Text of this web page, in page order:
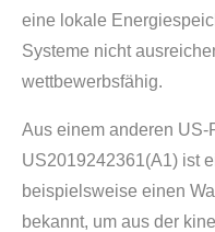
eine lokale
Systeme nicht
wettbewerbsfähig.
Aus einem anderen US-
US2019242361(A1) ist
beispielsweise einen
bekannt, um aus der